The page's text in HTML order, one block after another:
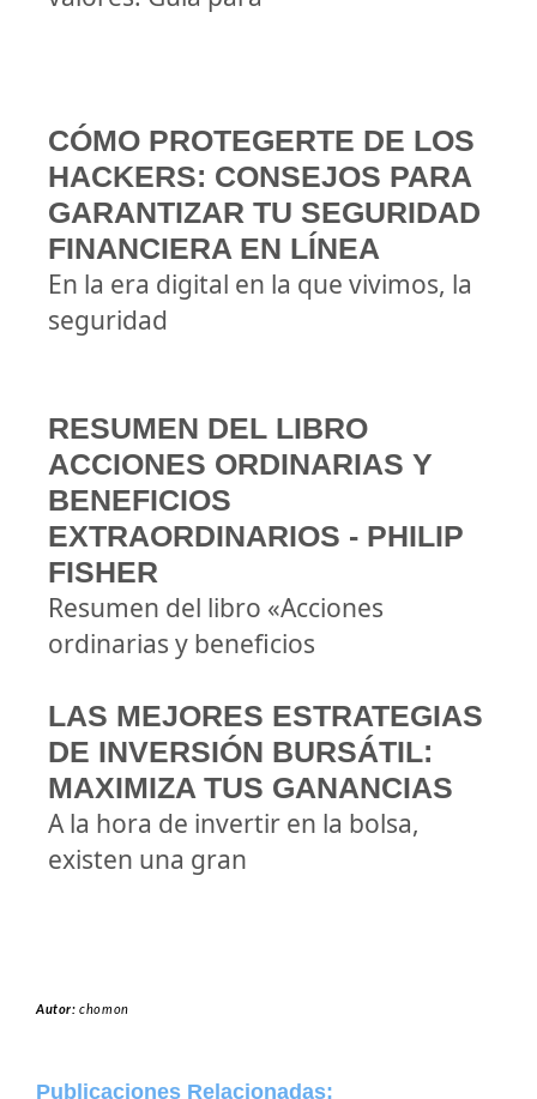
CÓMO PROTEGERTE DE LOS
HACKERS: CONSEJOS PARA
GARANTIZAR TU SEGURIDAD
FINANCIERA EN LÍNEA
En la era digital en la que vivimos, la
seguridad
RESUMEN DEL LIBRO
ACCIONES ORDINARIAS Y
BENEFICIOS
EXTRAORDINARIOS - PHILIP
FISHER
Resumen del libro «Acciones
ordinarias y beneficios
LAS MEJORES ESTRATEGIAS
DE INVERSIÓN BURSÁTIL:
MAXIMIZA TUS GANANCIAS
A la hora de invertir en la bolsa,
existen una gran
Autor:chomon
Publicaciones Relacionadas: